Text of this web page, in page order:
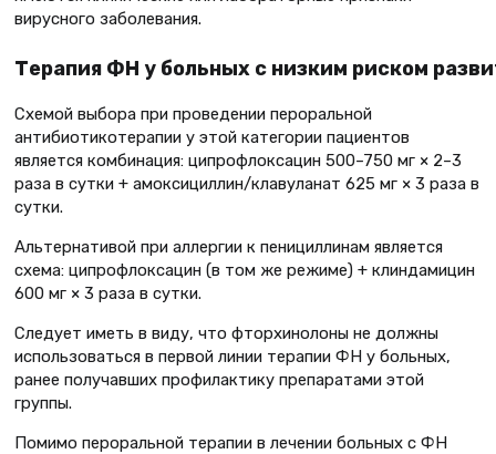
вирусного заболевания.
Терапия ФН у больных с низким риском
Схемой выбора при проведении пероральной
антибиотикотерапии у этой категории пациентов
является комбинация: ципрофлоксацин 500–750 мг × 2–3
раза в сутки + амоксициллин/клавуланат 625 мг × 3 раза в
сутки.
Альтернативой при аллергии к пенициллинам является
схема: ципрофлоксацин (в том же режиме) + клиндамицин
600 мг × 3 раза в сутки.
Следует иметь в виду, что фторхинолоны не должны
использоваться в первой линии терапии ФН у больных,
ранее получавших профилактику препаратами этой
группы.
Помимо пероральной терапии в лечении больных с ФН